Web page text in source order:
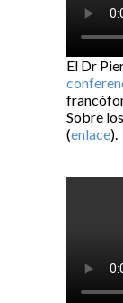
El Dr
Sobre los
(enlace).